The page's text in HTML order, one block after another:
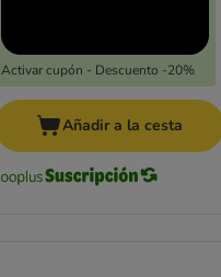
Activar cupón - Descuento -20%
Añadir a la cesta